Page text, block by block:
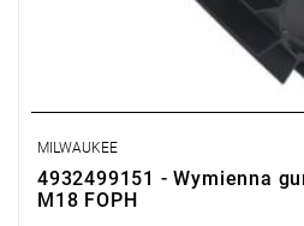
MILWAUKEE
4932499151 - Wymienna
M18 FOPH